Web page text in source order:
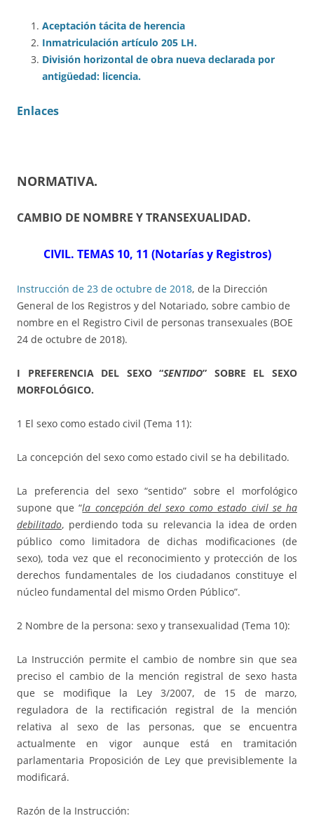
Aceptación tácita de herencia
Inmatriculación artículo 205 LH.
División horizontal de obra nueva declarada por
antigüedad: licencia.
Enlaces
NORMATIVA.
CAMBIO DE NOMBRE Y TRANSEXUALIDAD.
CIVIL. TEMAS 10, 11 (Notarías y Registros)
Instrucción de 23 de octubre de 2018, de la Dirección
General de los Registros y del Notariado, sobre cambio de
nombre en el Registro Civil de personas transexuales (BOE
24 de octubre de 2018).
I PREFERENCIA DEL SEXO “SENTIDO” SOBRE EL SEXO
MORFOLÓGICO.
1 El sexo como estado civil (Tema 11):
La concepción del sexo como estado civil se ha debilitado.
La preferencia del sexo “sentido” sobre el morfológico
supone que “la concepción del sexo como estado civil se ha
debilitado, perdiendo toda su relevancia la idea de orden
público como limitadora de dichas modificaciones (de
sexo), toda vez que el reconocimiento y protección de los
derechos fundamentales de los ciudadanos constituye el
núcleo fundamental del mismo Orden Público”.
2 Nombre de la persona: sexo y transexualidad (Tema 10):
La Instrucción permite el cambio de nombre sin que sea
preciso el cambio de la mención registral de sexo hasta
que se modifique la Ley 3/2007, de 15 de marzo,
reguladora de la rectificación registral de la mención
relativa al sexo de las personas, que se encuentra
actualmente en vigor aunque está en tramitación
parlamentaria Proposición de Ley que previsiblemente la
modificará.
Razón de la Instrucción: